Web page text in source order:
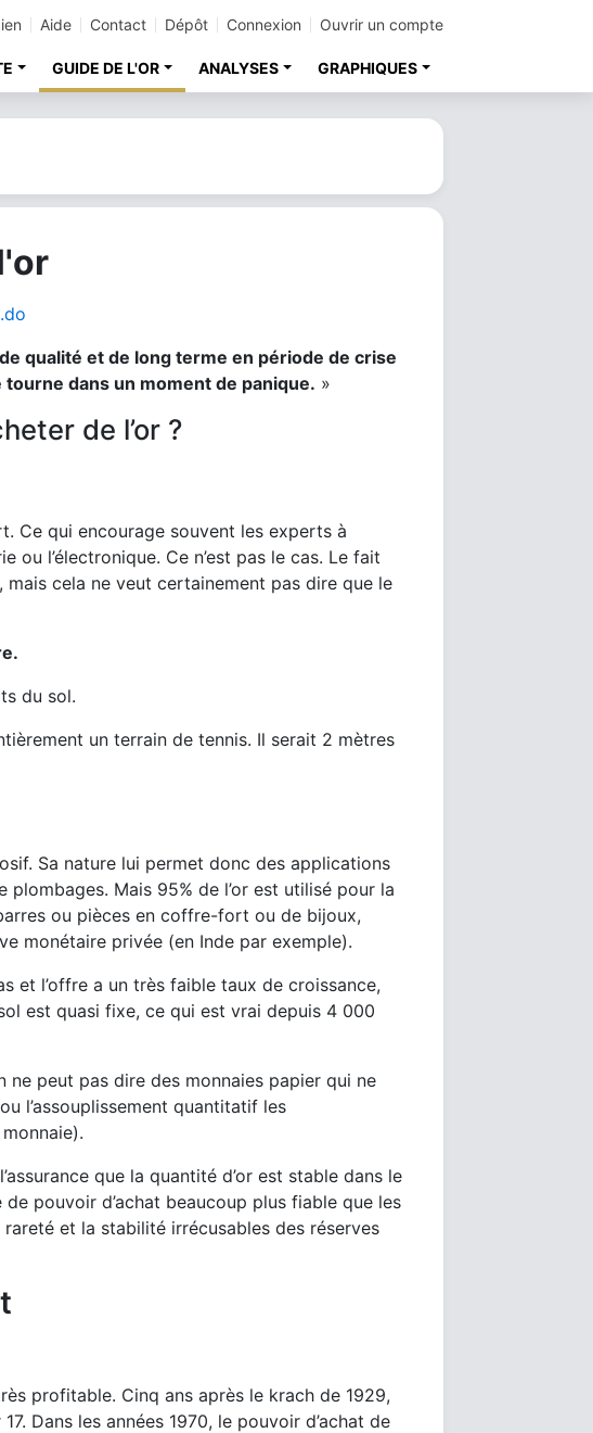
Aide Contact Dépôt Connexion Ouvrir un compte
GUIDE DE L'OR ANALYSES GRAPHIQUES
qualité et de long terme en période de crise
dans un moment de panique. »
de l’or ?
Ce qui encourage souvent les experts à
ou l’électronique. Ce n’est pas le cas. Le fait
mais cela ne veut certainement pas dire que le
du sol.
un terrain de tennis. Il serait 2 mètres
Sa nature lui permet donc des applications
Mais 95% de l’or est utilisé pour la
ou pièces en coffre-fort ou de bijoux,
monétaire privée (en Inde par exemple).
et l’offre a un très faible taux de croissance,
est quasi fixe, ce qui est vrai depuis 4 000
ne peut pas dire des monnaies papier qui ne
l’assouplissement quantitatif les
que la quantité d’or est stable dans le
pouvoir d’achat beaucoup plus fiable que les
rareté et la stabilité irrécusables des réserves
profitable. Cinq ans après le krach de 1929,
Dans les années 1970, le pouvoir d’achat de